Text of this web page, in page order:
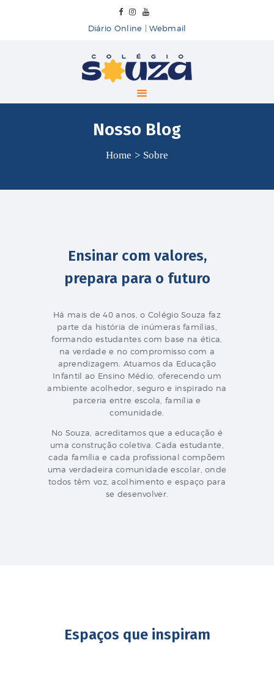
Diário Online |Webmail
Nosso Blog
Home Sobre
Colégio Souza
CONTATO
Ensinar com valores,
prepara para o futuro
Há mais de 40 anos, o Colégio Souza faz
parte da história de inúmeras famílias,
formando estudantes com base na ética,
na verdade e no compromisso com a
aprendizagem. Atuamos da Educação
Infantil ao Ensino Médio, oferecendo um
ambiente acolhedor, seguro e inspirado na
parceria entre escola, família e
comunidade.
No Souza, acreditamos que a educação é
uma construção coletiva. Cada estudante,
cada família e cada profissional compõem
uma verdadeira comunidade escolar, onde
todos têm voz, acolhimento e espaço para
se desenvolver.
Espaços que inspiram